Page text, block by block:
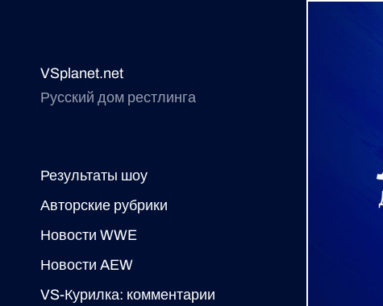
VSplanet.net
Русский дом рестлинга
Результаты шоу
Авторские рубрики
Новости WWE
Новости AEW
VS-Курилка: комментарии